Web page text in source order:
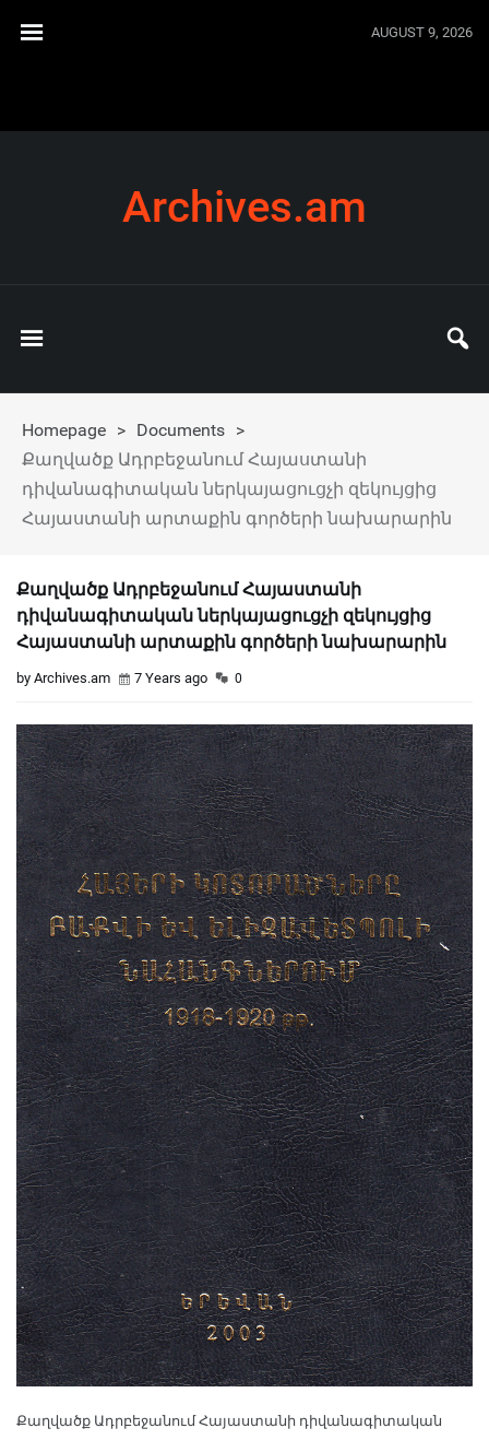
AUGUST 9, 2026
Archives.am
Homepage > Documents >
Քաղվածք Ադրբեջանում Հայաստանի
դիվանագիտական ներկայացուցչի զեկույցից
Հայաստանի արտաքին գործերի նախարարին
Քաղվածք Ադրբեջանում Հայաստանի
դիվանագիտական ներկայացուցչի զեկույցից
Հայաստանի արտաքին գործերի նախարարին
by Archives.am 7 Years ago 0
Քաղվածք Ադրբեջանում Հայաստանի դիվանագիտական